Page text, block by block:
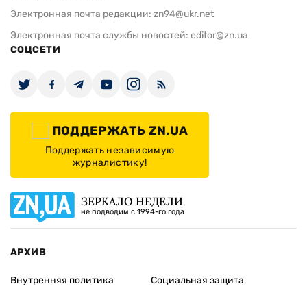
Электронная почта редакции: zn94@ukr.net
Электронная почта службы новостей: editor@zn.ua
СОЦСЕТИ
ПОДДЕРЖАТЬ ZN.UA
Поддержать независимую
журналистику!
ЗЕРКАЛО НЕДЕЛИ
не подводим с 1994-го года
АРХИВ
Внутренняя политика
Социальная защита